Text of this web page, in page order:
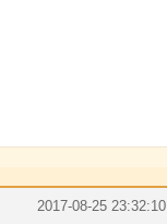
2017-08-25 23:32:10